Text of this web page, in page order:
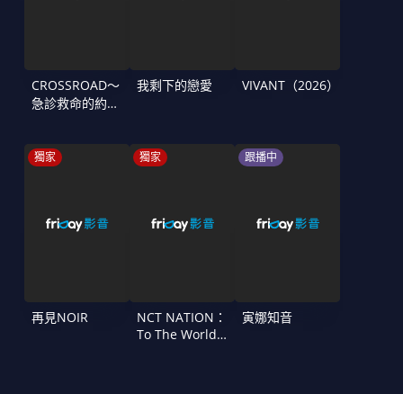
CROSSROAD～
急診救命的約定
我剩下的戀愛 VIVANT（2026）
獨家
再見NOIR
獨家
NCT NATION：
To The World
跟播中
寅娜知音